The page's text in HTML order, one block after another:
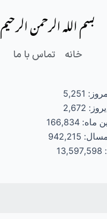
بسم الله الرحمن الرحیم
خانه تماس با ما
5,251
2,672
ماه: 166,834
942,215
13,597,598